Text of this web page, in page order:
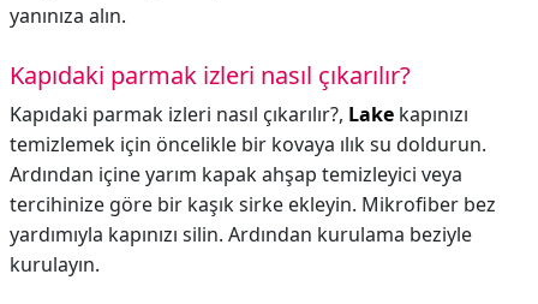
yanınıza alın.
Kapıdaki parmak izleri nasıl çıkarılır?
Kapıdaki parmak izleri nasıl çıkarılır?, Lake kapınızı
temizlemek için öncelikle bir kovaya ılık su doldurun.
Ardından içine yarım kapak ahşap temizleyici veya
tercihinize göre bir kaşık sirke ekleyin. Mikrofiber bez
yardımıyla kapınızı silin. Ardından kurulama beziyle
kurulayın.